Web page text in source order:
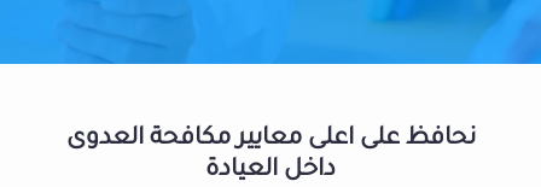
نحافظ على اعلى معايير مكافحة العدوى
داخل العيادة